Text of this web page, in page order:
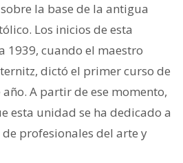
la base de la antigua
Los inicios de esta
1939, cuando el maestro
dictó el primer curso de
año. A partir de ese momento,
esta unidad se ha dedicado a
profesionales del arte y